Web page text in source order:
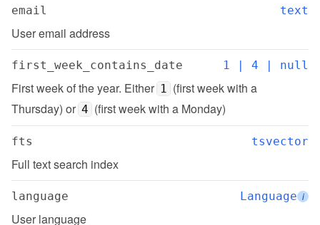
email text
User email address
first_week_contains_date 1 | 4 | null
First week of the year. Either 1 (first week with a
Thursday) or 4 (first week with a Monday)
fts tsvector
Full text search index
language Language i
User language